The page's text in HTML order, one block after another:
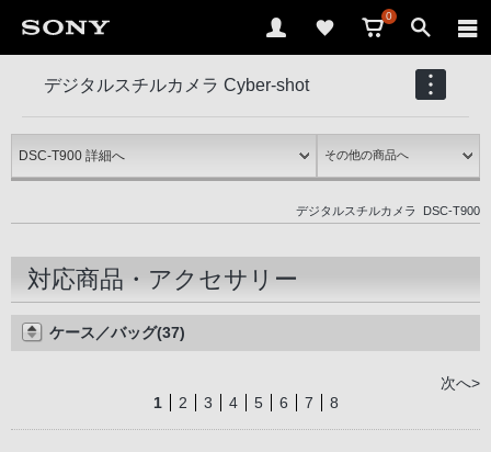
0
デジタルスチルカメラ Cyber-shot
DSC-T900
デジタルスチルカメラ DSC-T900
対応商品・アクセサリー
ケース／バッグ(37)
次へ>
1
2 3 4 5 6 7 8